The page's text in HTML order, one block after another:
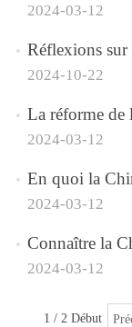
2024-03-12
Réflexions sur
2024-10-22
La réforme de
2024-03-12
En quoi la
2024-03-12
Connaître la
2024-03-12
1 / 2 Début